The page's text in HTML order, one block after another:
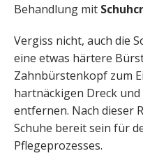
Behandlung mit
Vergiss nicht, auch die
eine etwas härtere
Zahnbürstenkopf zum
hartnäckigen Dreck
entfernen. Nach dieser
Schuhe bereit sein für
Pflegeprozesses.